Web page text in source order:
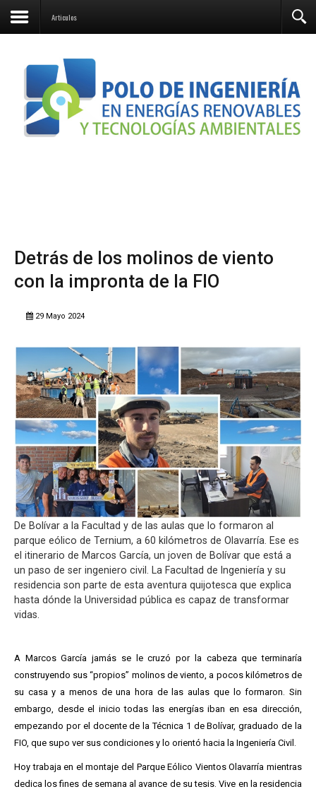
Articulos
Detrás de los molinos de viento
con la impronta de la FIO
29 Mayo 2024
De Bolívar a la Facultad y de las aulas que lo formaron al
parque eólico de Ternium, a 60 kilómetros de Olavarría. Ese es
el itinerario de Marcos García, un joven de Bolívar que está a
un paso de ser ingeniero civil. La Facultad de Ingeniería y su
residencia son parte de esta aventura quijotesca que explica
hasta dónde la Universidad pública es capaz de transformar
vidas.
A Marcos García jamás se le cruzó por la cabeza que terminaría
construyendo sus “propios” molinos de viento, a pocos kilómetros de
su casa y a menos de una hora de las aulas que lo formaron. Sin
embargo, desde el inicio todas las energías iban en esa dirección,
empezando por el docente de la Técnica 1 de Bolívar, graduado de la
FIO, que supo ver sus condiciones y lo orientó hacia la Ingeniería Civil.
Hoy trabaja en el montaje del Parque Eólico Vientos Olavarría mientras
dedica los fines de semana al avance de su tesis. Vive en la residencia